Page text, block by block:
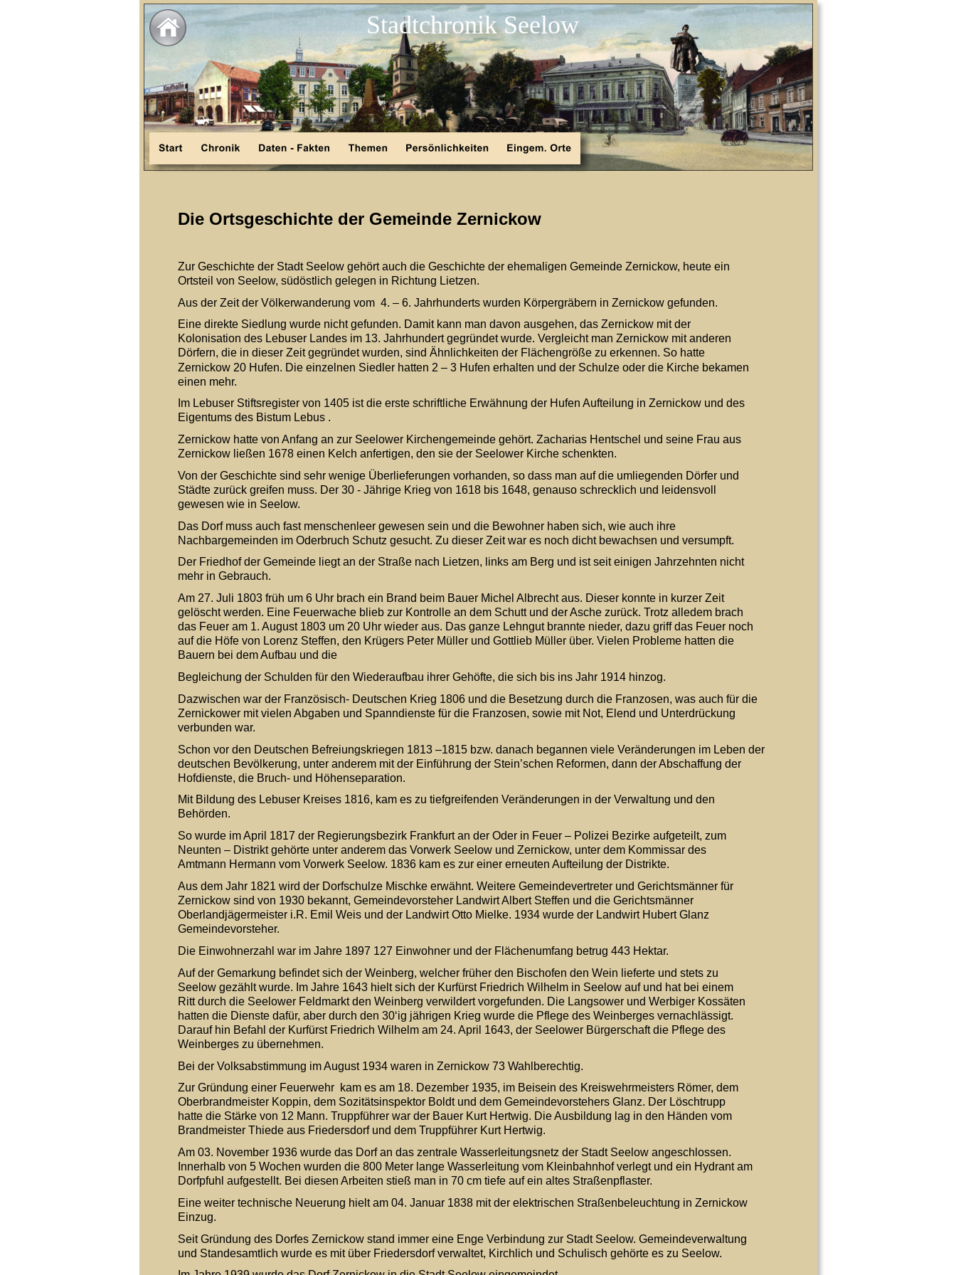
Stadtchronik Seelow
Die Ortsgeschichte der Gemeinde Zernickow
Zur Geschichte der Stadt Seelow gehört auch die Geschichte der ehemaligen Gemeinde Zernickow, heute ein
Ortsteil von Seelow, südöstlich gelegen in Richtung Lietzen.
Aus der Zeit der Völkerwanderung vom  4. – 6. Jahrhunderts wurden Körpergräbern in Zernickow gefunden.
Eine direkte Siedlung wurde nicht gefunden. Damit kann man davon ausgehen, das Zernickow mit der
Kolonisation des Lebuser Landes im 13. Jahrhundert gegründet wurde. Vergleicht man Zernickow mit anderen
Dörfern, die in dieser Zeit gegründet wurden, sind Ähnlichkeiten der Flächengröße zu erkennen. So hatte
Zernickow 20 Hufen. Die einzelnen Siedler hatten 2 – 3 Hufen erhalten und der Schulze oder die Kirche bekamen
einen mehr.
Im Lebuser Stiftsregister von 1405 ist die erste schriftliche Erwähnung der Hufen Aufteilung in Zernickow und des
Eigentums des Bistum Lebus .
Zernickow hatte von Anfang an zur Seelower Kirchengemeinde gehört. Zacharias Hentschel und seine Frau aus
Zernickow ließen 1678 einen Kelch anfertigen, den sie der Seelower Kirche schenkten.
Von der Geschichte sind sehr wenige Überlieferungen vorhanden, so dass man auf die umliegenden Dörfer und
Städte zurück greifen muss. Der 30 - Jährige Krieg von 1618 bis 1648, genauso schrecklich und leidensvoll
gewesen wie in Seelow.
Das Dorf muss auch fast menschenleer gewesen sein und die Bewohner haben sich, wie auch ihre
Nachbargemeinden im Oderbruch Schutz gesucht. Zu dieser Zeit war es noch dicht bewachsen und versumpft.
Der Friedhof der Gemeinde liegt an der Straße nach Lietzen, links am Berg und ist seit einigen Jahrzehnten nicht
mehr in Gebrauch.
Am 27. Juli 1803 früh um 6 Uhr brach ein Brand beim Bauer Michel Albrecht aus. Dieser konnte in kurzer Zeit
gelöscht werden. Eine Feuerwache blieb zur Kontrolle an dem Schutt und der Asche zurück. Trotz alledem brach
das Feuer am 1. August 1803 um 20 Uhr wieder aus. Das ganze Lehngut brannte nieder, dazu griff das Feuer noch
auf die Höfe von Lorenz Steffen, den Krügers Peter Müller und Gottlieb Müller über. Vielen Probleme hatten die
Bauern bei dem Aufbau und die
Begleichung der Schulden für den Wiederaufbau ihrer Gehöfte, die sich bis ins Jahr 1914 hinzog.
Dazwischen war der Französisch- Deutschen Krieg 1806 und die Besetzung durch die Franzosen, was auch für die
Zernickower mit vielen Abgaben und Spanndienste für die Franzosen, sowie mit Not, Elend und Unterdrückung
verbunden war.
Schon vor den Deutschen Befreiungskriegen 1813 –1815 bzw. danach begannen viele Veränderungen im Leben der
deutschen Bevölkerung, unter anderem mit der Einführung der Stein’schen Reformen, dann der Abschaffung der
Hofdienste, die Bruch- und Höhenseparation.
Mit Bildung des Lebuser Kreises 1816, kam es zu tiefgreifenden Veränderungen in der Verwaltung und den
Behörden.
So wurde im April 1817 der Regierungsbezirk Frankfurt an der Oder in Feuer – Polizei Bezirke aufgeteilt, zum
Neunten – Distrikt gehörte unter anderem das Vorwerk Seelow und Zernickow, unter dem Kommissar des
Amtmann Hermann vom Vorwerk Seelow. 1836 kam es zur einer erneuten Aufteilung der Distrikte.
Aus dem Jahr 1821 wird der Dorfschulze Mischke erwähnt. Weitere Gemeindevertreter und Gerichtsmänner für
Zernickow sind von 1930 bekannt, Gemeindevorsteher Landwirt Albert Steffen und die Gerichtsmänner
Oberlandjägermeister i.R. Emil Weis und der Landwirt Otto Mielke. 1934 wurde der Landwirt Hubert Glanz
Gemeindevorsteher.
Die Einwohnerzahl war im Jahre 1897 127 Einwohner und der Flächenumfang betrug 443 Hektar.
Auf der Gemarkung befindet sich der Weinberg, welcher früher den Bischofen den Wein lieferte und stets zu
Seelow gezählt wurde. Im Jahre 1643 hielt sich der Kurfürst Friedrich Wilhelm in Seelow auf und hat bei einem
Ritt durch die Seelower Feldmarkt den Weinberg verwildert vorgefunden. Die Langsower und Werbiger Kossäten
hatten die Dienste dafür, aber durch den 30‘ig jährigen Krieg wurde die Pflege des Weinberges vernachlässigt.
Darauf hin Befahl der Kurfürst Friedrich Wilhelm am 24. April 1643, der Seelower Bürgerschaft die Pflege des
Weinberges zu übernehmen.
Bei der Volksabstimmung im August 1934 waren in Zernickow 73 Wahlberechtig.
Zur Gründung einer Feuerwehr  kam es am 18. Dezember 1935, im Beisein des Kreiswehrmeisters Römer, dem
Oberbrandmeister Koppin, dem Sozitätsinspektor Boldt und dem Gemeindevorstehers Glanz. Der Löschtrupp
hatte die Stärke von 12 Mann. Truppführer war der Bauer Kurt Hertwig. Die Ausbildung lag in den Händen vom
Brandmeister Thiede aus Friedersdorf und dem Truppführer Kurt Hertwig.
Am 03. November 1936 wurde das Dorf an das zentrale Wasserleitungsnetz der Stadt Seelow angeschlossen.
Innerhalb von 5 Wochen wurden die 800 Meter lange Wasserleitung vom Kleinbahnhof verlegt und ein Hydrant am
Dorfpfuhl aufgestellt. Bei diesen Arbeiten stieß man in 70 cm tiefe auf ein altes Straßenpflaster.
Eine weiter technische Neuerung hielt am 04. Januar 1838 mit der elektrischen Straßenbeleuchtung in Zernickow
Einzug.
Seit Gründung des Dorfes Zernickow stand immer eine Enge Verbindung zur Stadt Seelow. Gemeindeverwaltung
und Standesamtlich wurde es mit über Friedersdorf verwaltet, Kirchlich und Schulisch gehörte es zu Seelow.